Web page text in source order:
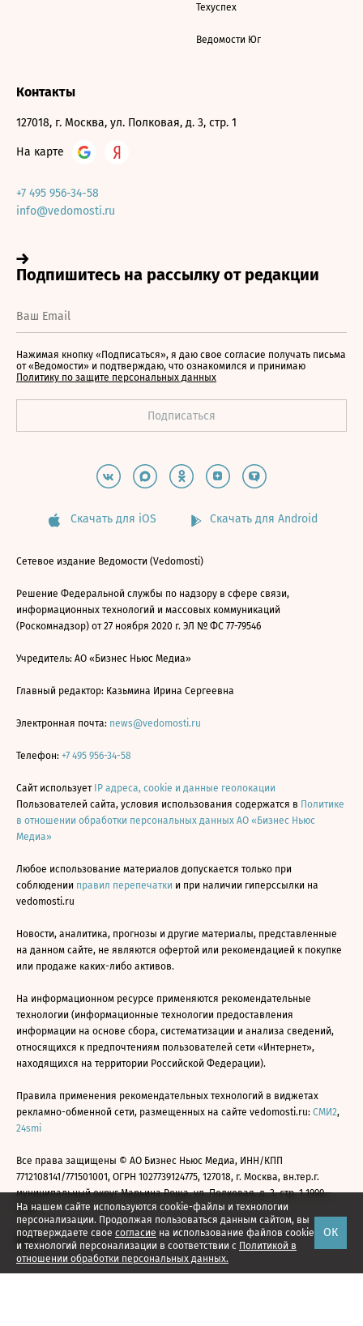
На нашем сайте используются cookie-файлы и технологии
персонализации. Продолжая пользоваться данным сайтом, вы
подтверждаете свое согласие на использование файлов cookie
и технологий персонализации в соответствии с Политикой в
отношении обработки персональных данных.
ОК
Техуспех
Ведомости Юг
Контакты
127018, г. Москва, ул. Полковая, д. 3, стр. 1
На карте
+7 495 956-34-58
info@vedomosti.ru
Нажимая кнопку «Подписаться», я даю свое согласие получать письма
от «Ведомости» и подтверждаю, что ознакомился и принимаю
Политику по защите персональных данных
Скачать для iOS Скачать для Android
Сетевое издание Ведомости (Vedomosti)
Решение Федеральной службы по надзору в сфере связи,
информационных технологий и массовых коммуникаций
(Роскомнадзор) от 27 ноября 2020 г. ЭЛ № ФС 77-79546
Учредитель: АО «Бизнес Ньюс Медиа»
Главный редактор: Казьмина Ирина Сергеевна
Электронная почта: news@vedomosti.ru
Телефон: +7 495 956-34-58
Сайт использует IP адреса, cookie и данные геолокации
Пользователей сайта, условия использования содержатся в Политике
в отношении обработки персональных данных АО «Бизнес Ньюс
Медиа»
Любое использование материалов допускается только при
соблюдении правил перепечатки и при наличии гиперссылки на
vedomosti.ru
Новости, аналитика, прогнозы и другие материалы, представленные
на данном сайте, не являются офертой или рекомендацией к покупке
или продаже каких-либо активов.
На информационном ресурсе применяются рекомендательные
технологии (информационные технологии предоставления
информации на основе сбора, систематизации и анализа сведений,
относящихся к предпочтениям пользователей сети «Интернет»,
находящихся на территории Российской Федерации).
Правила применения рекомендательных технологий в виджетах
рекламно-обменной сети, размещенных на сайте vedomosti.ru: СМИ2,
24smi
Все права защищены © АО Бизнес Ньюс Медиа, ИНН/КПП
7712108141/771501001, ОГРН 1027739124775, 127018, г. Москва, вн.тер.г.
муниципальный округ Марьина Роща, ул. Полковая, д. 3, стр. 1 1999—
2026